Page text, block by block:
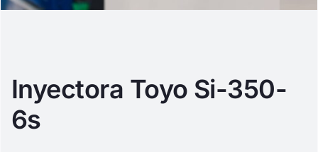
Inyectora Toyo Si-350-
6s